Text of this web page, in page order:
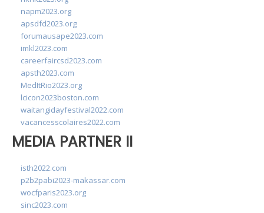
napm2023.org
apsdfd2023.org
forumausape2023.com
imkl2023.com
careerfaircsd2023.com
apsth2023.com
MedItRio2023.org
lcicon2023boston.com
waitangidayfestival2022.com
vacancesscolaires2022.com
MEDIA PARTNER II
isth2022.com
p2b2pabi2023-makassar.com
wocfparis2023.org
sinc2023.com